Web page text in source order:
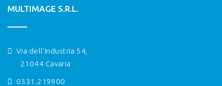
MULTIMAGE S.R.L.
Via dell'Industria 54,
21044 Cavaria
0331.219900